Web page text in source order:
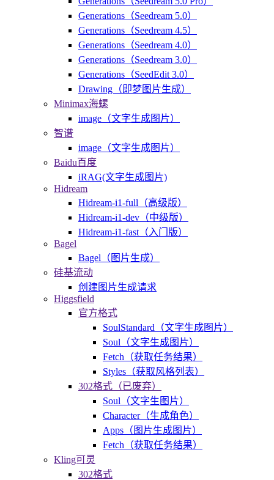
Generations（Seedream 5.0）
Generations（Seedream 4.5）
Generations（Seedream 4.0）
Generations（Seedream 3.0）
Generations（SeedEdit 3.0）
Drawing（即梦图片生成）
Minimax海螺
image（文字生成图片）
智谱
image（文字生成图片）
Baidu百度
iRAG(文字生成图片)
Hidream
Hidream-i1-full（高级版）
Hidream-i1-dev（中级版）
Hidream-i1-fast（入门版）
Bagel
Bagel（图片生成）
硅基流动
创建图片生成请求
Higgsfield
官方格式
SoulStandard（文字生成图片）
Soul（文字生成图片）
Fetch（获取任务结果）
Styles（获取风格列表）
302格式（已废弃）
Soul（文字生图片）
Character（生成角色）
Apps（图片生成图片）
Fetch（获取任务结果）
Kling可灵
302格式